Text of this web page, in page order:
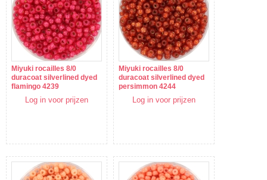
Miyuki rocailles 8/0
duracoat silverlined dyed
flamingo 4239
Log in voor prijzen
Miyuki rocailles 8/0
duracoat silverlined dyed
persimmon 4244
Log in voor prijzen